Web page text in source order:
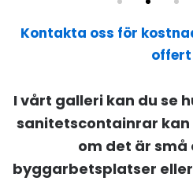
Kontakta oss för
offert
I vårt galleri kan du se
sanitetscontainrar
om det är
byggarbetsplatser